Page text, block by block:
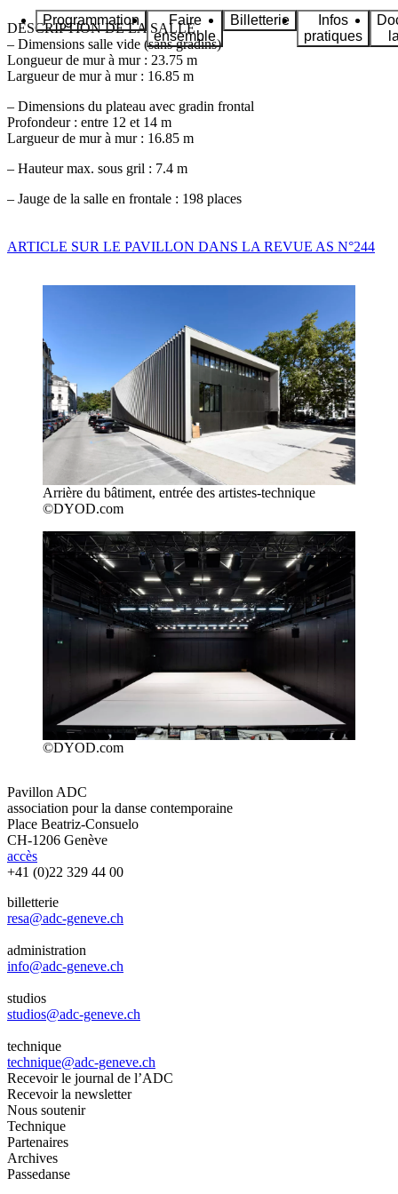
Programmation
Faire
ensemble
Billetterie
Infos
pratiques
DESCRIPTION DE LA SALLE
– Dimensions salle vide (sans gradins)
Longueur de mur à mur : 23.75 m
Largueur de mur à mur : 16.85 m
– Dimensions du plateau avec gradin frontal
Profondeur : entre 12 et 14 m
Largueur de mur à mur : 16.85 m
– Hauteur max. sous gril : 7.4 m
– Jauge de la salle en frontale : 198 places
ARTICLE SUR LE PAVILLON DANS LA REVUE AS N°244
Arrière du bâtiment, entrée des artistes-technique
©DYOD.com
©DYOD.com
Pavillon ADC
association pour la danse contemporaine
Place Beatriz-Consuelo
CH-1206 Genève
accès
+41 (0)22 329 44 00
billetterie
resa@adc-geneve.ch
administration
info@adc-geneve.ch
studios
studios@adc-geneve.ch
technique
technique@adc-geneve.ch
Recevoir le journal de l’ADC
Recevoir la newsletter
Nous soutenir
Technique
Partenaires
Archives
Passedanse